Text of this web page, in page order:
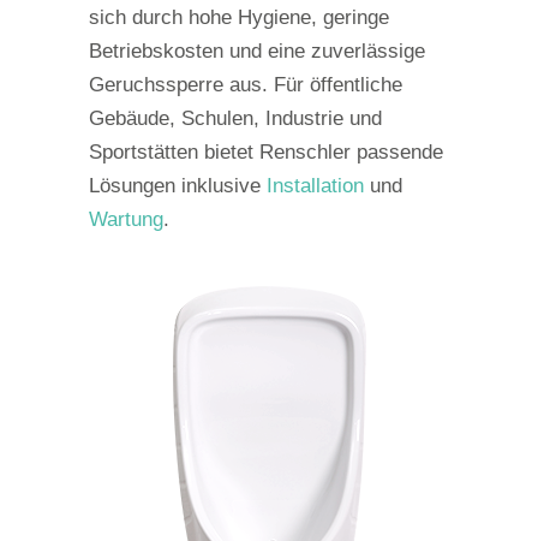
sich durch hohe Hygiene, geringe
Betriebskosten und eine zuverlässige
Geruchssperre aus. Für öffentliche
Gebäude, Schulen, Industrie und
Sportstätten bietet Renschler passende
Lösungen inklusive Installation und
Wartung.